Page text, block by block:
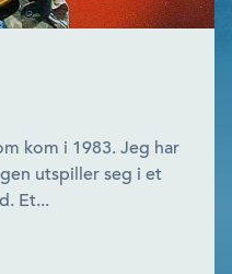
kom i 1983. Jeg har
utspiller seg i et
Et...